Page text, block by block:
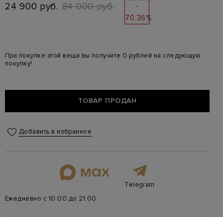
24 900 руб. 84 000 руб.
-
70.36%
При покупке этой вещи вы получите 0 рублей на следующую
покупку!
ТОВАР ПРОДАН
Добавить в избранное
Telegram
Ежедневно с 10:00 до 21:00